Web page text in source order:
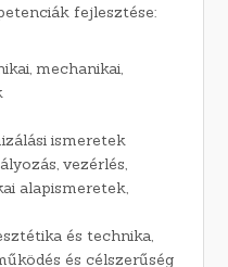
fejlesztése:
mechanikai,
ismeretek
vezérlés,
alapismeretek,
és technika,
és célszerűség